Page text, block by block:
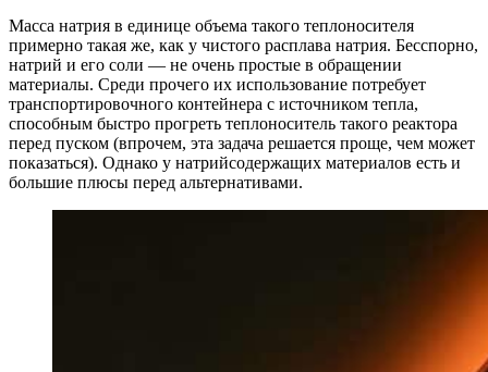
Масса натрия в единице объема такого теплоносителя
примерно такая же, как у чистого расплава натрия. Бесспорно,
натрий и его соли — не очень простые в обращении
материалы. Среди прочего их использование потребует
транспортировочного контейнера с источником тепла,
способным быстро прогреть теплоноситель такого реактора
перед пуском (впрочем, эта задача решается проще, чем может
показаться). Однако у натрийсодержащих материалов есть и
большие плюсы перед альтернативами.